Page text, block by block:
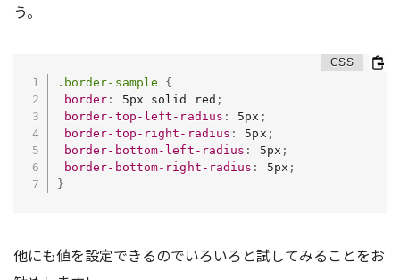
う。
.border-sample
{
border : 5px solid red ;
border-top-left-radius : 5px ;
border-top-right-radius : 5px ;
border-bottom-left-radius : 5px ;
border-bottom-right-radius : 5px ;
}
他にも値を設定できるのでいろいろと試してみることをお